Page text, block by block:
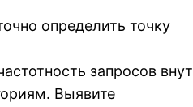
определить точку
запросов
Выявите